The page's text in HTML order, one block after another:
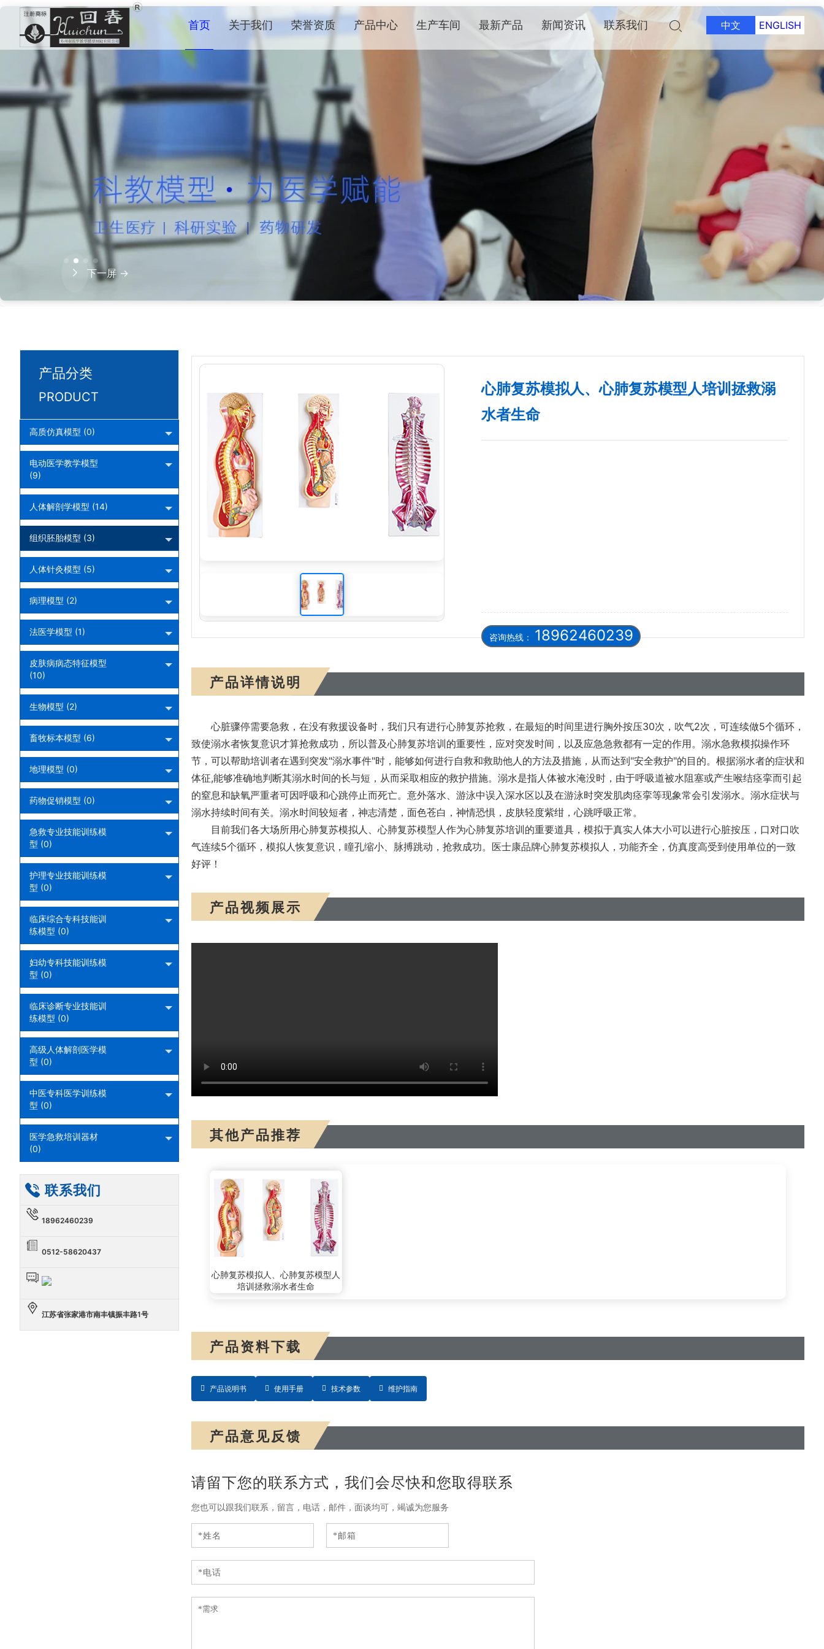
首页 关于我们 荣誉资质 产品中心 生产车间 最新产品 新闻资讯 联系我们 中文 ENGLISH
下一屏 →
心肺复苏模拟人、心肺复苏模型人培训拯救溺水者生命
心肺复苏模拟人、心肺复苏模型人培训拯救溺
水者生命
咨询热线： 18962460239
产品详情说明
心脏骤停需要急救，在没有救援设备时，我们只有进行心肺复苏抢救，在最短的时间里进行胸外按压30次，吹气2次，可连续做5个循环，
致使溺水者恢复意识才算抢救成功，所以普及心肺复苏培训的重要性，应对突发时间，以及应急急救都有一定的作用。溺水急救模拟操作环
节，可以帮助培训者在遇到突发"溺水事件"时，能够如何进行自救和救助他人的方法及措施，从而达到"安全救护"的目的。根据溺水者的症状和
体征,能够准确地判断其溺水时间的长与短，从而采取相应的救护措施。溺水是指人体被水淹没时，由于呼吸道被水阻塞或产生喉结痉挛而引起
的窒息和缺氧严重者可因呼吸和心跳停止而死亡。意外落水、游泳中误入深水区以及在游泳时突发肌肉痉挛等现象常会引发溺水。溺水症状与
溺水持续时间有关。溺水时间较短者，神志清楚，面色苍白，神情恐惧，皮肤轻度紫绀，心跳呼吸正常。
目前我们各大场所用心肺复苏模拟人、心肺复苏模型人作为心肺复苏培训的重要道具，模拟于真实人体大小可以进行心脏按压，口对口吹
气连续5个循环，模拟人恢复意识，瞳孔缩小、脉搏跳动，抢救成功。医士康品牌心肺复苏模拟人，功能齐全，仿真度高受到使用单位的一致
好评！
产品视频展示
其他产品推荐
心肺复苏模拟人、心肺复苏模型人
培训拯救溺水者生命
产品资料下载
产品说明书 使用手册 技术参数 维护指南
产品意见反馈
请留下您的联系方式，我们会尽快和您取得联系
您也可以跟我们联系，留言，电话，邮件，面谈均可，竭诚为您服务
产品分类
PRODUCT
高质仿真模型 (0)
电动医学教学模型
(9)
人体解剖学模型 (14)
组织胚胎模型 (3)
人体针灸模型 (5)
病理模型 (2)
法医学模型 (1)
皮肤病病态特征模型
(10)
生物模型 (2)
畜牧标本模型 (6)
地理模型 (0)
药物促销模型 (0)
急救专业技能训练模
型 (0)
护理专业技能训练模
型 (0)
临床综合专科技能训
练模型 (0)
妇幼专科技能训练模
型 (0)
临床诊断专业技能训
练模型 (0)
高级人体解剖医学模
型 (0)
中医专科医学训练模
型 (0)
医学急救培训器材
(0)
联系我们
18962460239
0512-58620437
江苏省张家港市南丰镇振丰路1号